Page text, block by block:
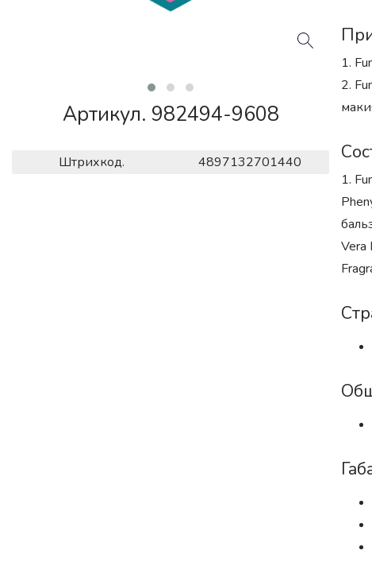
Артикул. 982494-9608
Штрихкод. 4897132701440
1.
2.
1.
Vera